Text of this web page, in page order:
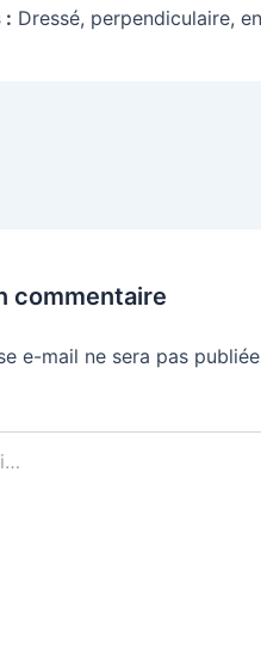
: Dressé, perpendiculaire,
commentaire
e-mail ne sera pas